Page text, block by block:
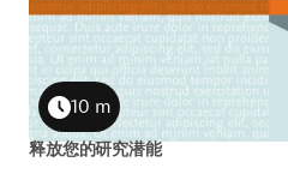
Duration
10 m
释放您的研究潜能